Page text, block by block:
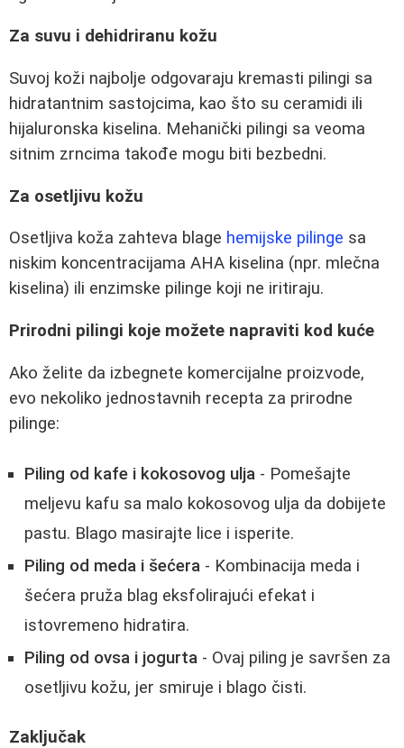
Za suvu i dehidriranu kožu
Suvoj koži najbolje odgovaraju kremasti pilingi sa
hidratantnim sastojcima, kao što su ceramidi ili
hijaluronska kiselina. Mehanički pilingi sa veoma
sitnim zrncima takođe mogu biti bezbedni.
Za osetljivu kožu
Osetljiva koža zahteva blage hemijske pilinge sa
niskim koncentracijama AHA kiselina (npr. mlečna
kiselina) ili enzimske pilinge koji ne iritiraju.
Prirodni pilingi koje možete napraviti kod kuće
Ako želite da izbegnete komercijalne proizvode,
evo nekoliko jednostavnih recepta za prirodne
pilinge:
Piling od kafe i kokosovog ulja - Pomešajte
meljevu kafu sa malo kokosovog ulja da dobijete
pastu. Blago masirajte lice i isperite.
Piling od meda i šećera - Kombinacija meda i
šećera pruža blag eksfolirajući efekat i
istovremeno hidratira.
Piling od ovsa i jogurta - Ovaj piling je savršen za
osetljivu kožu, jer smiruje i blago čisti.
Zaključak